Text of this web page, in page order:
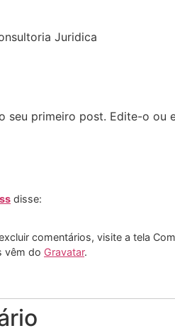
Juridica
seu primeiro post. Edite-o ou
disse:
comentários, visite a tela
vêm do Gravatar.